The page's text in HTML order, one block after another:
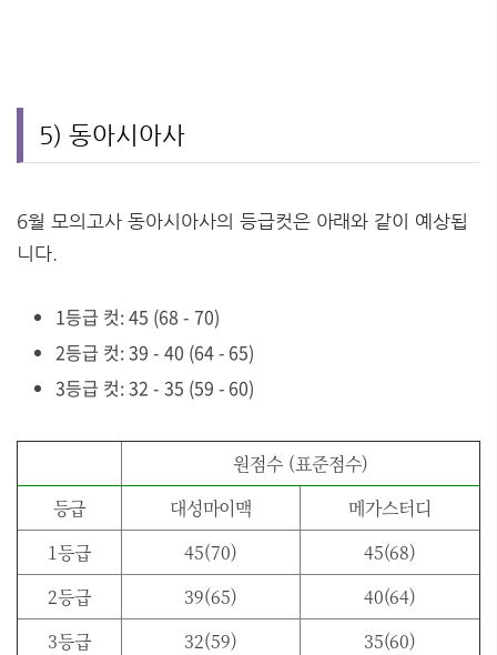
5) 동아시아사
6월 모의고사 동아시아사의 등급컷은 아래와 같이 예상됩
니다.
1등급 컷: 45 (68 - 70)
2등급 컷: 39 - 40 (64 - 65)
3등급 컷: 32 - 35 (59 - 60)
원점수 (표준점수)
등급
대성마이맥
메가스터디
1등급
45(70)
45(68)
2등급
39(65)
40(64)
3등급
32(59)
35(60)